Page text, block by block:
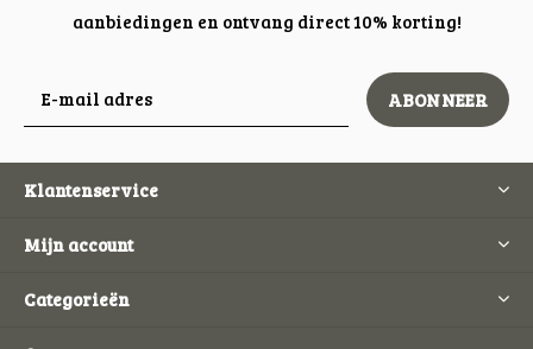
aanbiedingen en ontvang direct 10% korting!
ABONNEER
Klantenservice
Mijn account
Categorieën